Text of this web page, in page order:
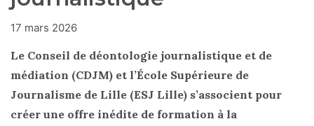
17 mars 2026
Le Conseil de déontologie journalistique et de
médiation (CDJM) et l’École Supérieure de
Journalisme de Lille (ESJ Lille) s’associent pour
créer une offre inédite de formation à la